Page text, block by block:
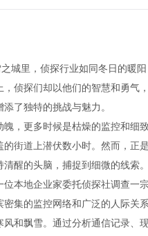
城里，侦探行业如同冬日的暖
侦探们却以他们的智慧和勇气
了独特的挑战与魅力。
，更多时候是枯燥的监控和细
街道上潜伏数小时。然而，正
醒的头脑，捕捉到细微的线索。
本地企业家委托侦探社调查一
集的监控网络和广泛的人际关
和飘雪。通过分析通信记录、